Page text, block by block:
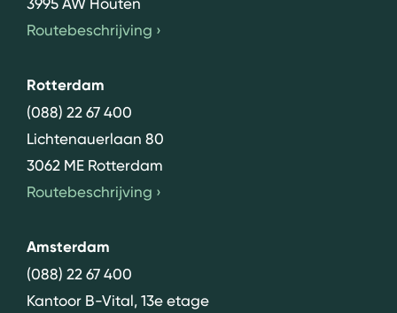
3995 AW Houten
Routebeschrijving ›
Rotterdam
(088) 22 67 400
Lichtenauerlaan 80
3062 ME Rotterdam
Routebeschrijving ›
Amsterdam
(088) 22 67 400
Kantoor B-Vital, 13e etage